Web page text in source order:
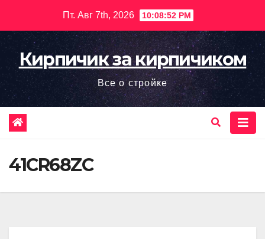
содержимому
Пт. Авг 7th, 2026 10:08:53 PM
Кирпичик за кирпичиком
Все о стройке
41CR68ZC